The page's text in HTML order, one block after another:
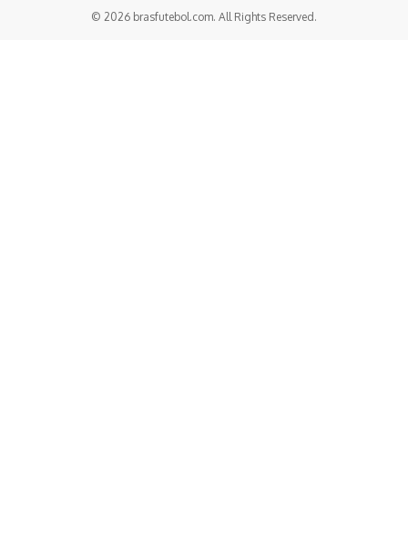
© 2026 brasfutebol.com. All Rights Reserved.